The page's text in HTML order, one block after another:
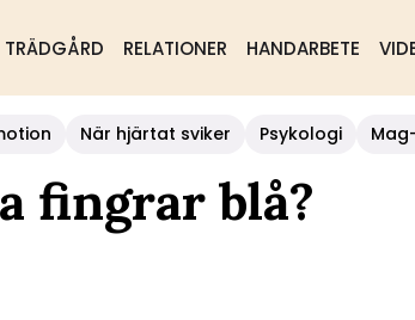
TRÄDGÅRD RELATIONER HANDARBETE
När hjärtat sviker Psykologi
fingrar blå?